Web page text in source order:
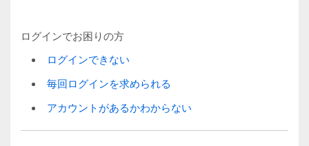
ログインでお困りの方
ログインできない
毎回ログインを求められる
アカウントがあるかわからない